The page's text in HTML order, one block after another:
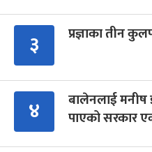
३ प्रज्ञाका तीन
४
बालेनलाई
पाएको सरकार